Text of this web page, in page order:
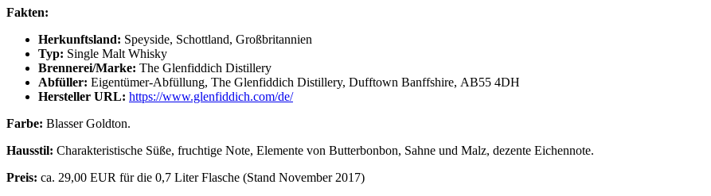
Fakten:
Herkunftsland: Speyside, Schottland, Großbritannien
Typ: Single Malt Whisky
Brennerei/Marke: The Glenfiddich Distillery
Abfüller: Eigentümer-Abfüllung, The Glenfiddich Distillery, Dufftown Banffshire, AB55 4DH
Hersteller URL: https://www.glenfiddich.com/de/
Farbe: Blasser Goldton.
Hausstil: Charakteristische Süße, fruchtige Note, Elemente von Butterbonbon, Sahne und Malz, dezente Eichennote.
Preis: ca. 29,00 EUR für die 0,7 Liter Flasche (Stand November 2017)